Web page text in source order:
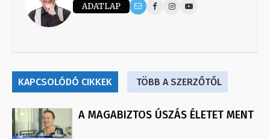
ADATLAP
KAPCSOLÓDÓ CIKKEK TÖBB A SZERZŐTŐL
A MAGABIZTOS ÚSZÁS ÉLETET MENT